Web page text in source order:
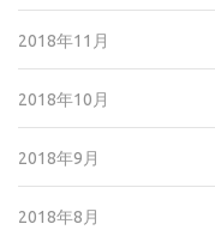
2018年11月
2018年10月
2018年9月
2018年8月